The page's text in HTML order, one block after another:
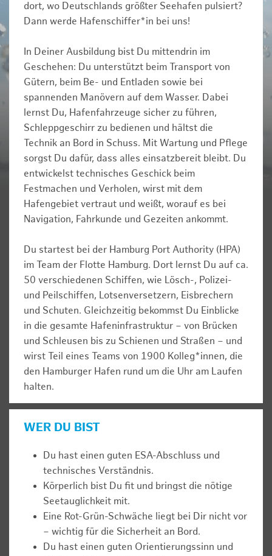
dort, wo Deutschlands größter Seehafen pulsiert?
Dann werde Hafenschiffer*in bei uns!
In Deiner Ausbildung bist Du mittendrin im
Geschehen: Du unterstützt beim Transport von
Gütern, beim Be- und Entladen sowie bei
spannenden Manövern auf dem Wasser. Dabei
lernst Du, Hafenfahrzeuge sicher zu führen,
Schleppgeschirr zu bedienen und hältst die
Technik an Bord in Schuss. Mit Wartung und Pflege
sorgst Du dafür, dass alles einsatzbereit bleibt. Du
entwickelst technisches Geschick beim
Festmachen und Verholen, wirst mit dem
Hafengebiet vertraut und weißt, worauf es bei
Navigation, Fahrkunde und Gezeiten ankommt.
Du startest bei der Hamburg Port Authority (HPA)
im Team der Flotte Hamburg. Dort lernst Du auf ca.
50 verschiedenen Schiffen, wie Lösch-, Polizei-
und Peilschiffen, Lotsenversetzern, Eisbrechern
und Schuten. Gleichzeitig bekommst Du Einblicke
in die gesamte Hafeninfrastruktur – von Brücken
und Schleusen bis zu Schienen und Straßen – und
wirst Teil eines Teams von 1900 Kolleg*innen, die
den Hamburger Hafen rund um die Uhr am Laufen
halten.
WER DU BIST
Du hast einen guten ESA-Abschluss und
technisches Verständnis.
Körperlich bist Du fit und bringst die nötige
Seetauglichkeit mit.
Eine Rot-Grün-Schwäche liegt bei Dir nicht vor
– wichtig für die Sicherheit an Bord.
Du hast einen guten Orientierungssinn und